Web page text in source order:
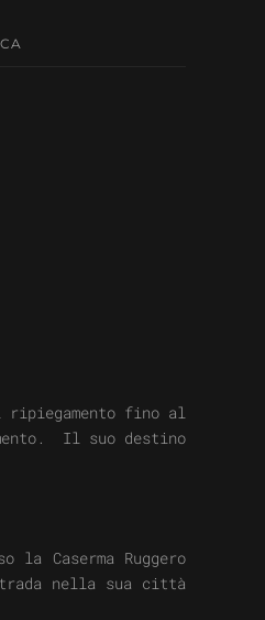
ripiegamento fino al
Il suo destino
Caserma Ruggero
nella sua città